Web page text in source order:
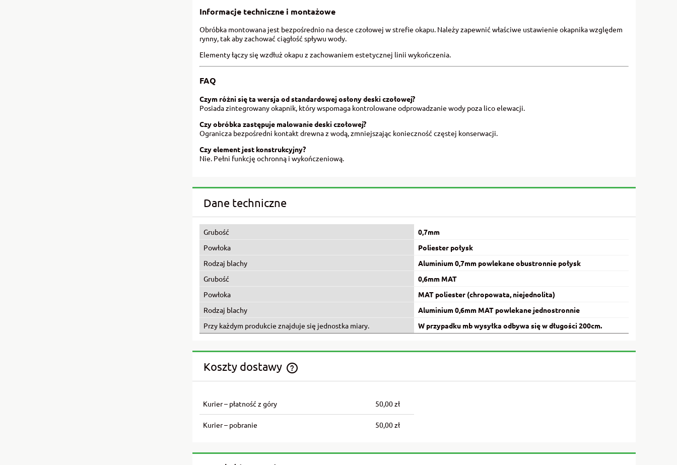
Informacje techniczne i montażowe
Obróbka montowana jest bezpośrednio na desce czołowej w strefie okapu. Należy zapewnić właściwe ustawienie okapnika względem
rynny, tak aby zachować ciągłość spływu wody.
Elementy łączy się wzdłuż okapu z zachowaniem estetycznej linii wykończenia.
FAQ
Czym różni się ta wersja od standardowej osłony deski czołowej?
Posiada zintegrowany okapnik, który wspomaga kontrolowane odprowadzanie wody poza lico elewacji.
Czy obróbka zastępuje malowanie deski czołowej?
Ogranicza bezpośredni kontakt drewna z wodą, zmniejszając konieczność częstej konserwacji.
Czy element jest konstrukcyjny?
Nie. Pełni funkcję ochronną i wykończeniową.
Dane techniczne
Grubość
0,7mm
Powłoka
Poliester połysk
Rodzaj blachy
Aluminium 0,7mm powlekane obustronnie połysk
Grubość
0,6mm MAT
Powłoka
MAT poliester (chropowata, niejednolita)
Rodzaj blachy
Aluminium 0,6mm MAT powlekane jednostronnie
Przy każdym produkcie znajduje się jednostka miary.
W przypadku mb wysyłka odbywa się w długości 200cm.
Koszty dostawy
Kurier – płatność z góry 50,00 zł
Kurier – pobranie 50,00 zł